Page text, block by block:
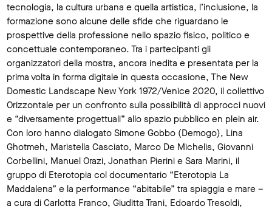
tecnologia, la cultura urbana e quella artistica, l’inclusione, la
formazione sono alcune delle sfide che riguardano le
prospettive della professione nello spazio fisico, politico e
concettuale contemporaneo. Tra i partecipanti gli
organizzatori della mostra, ancora inedita e presentata per la
prima volta in forma digitale in questa occasione, The New
Domestic Landscape New York 1972/Venice 2020, il collettivo
Orizzontale per un confronto sulla possibilità di approcci nuovi
e “diversamente progettuali” allo spazio pubblico en plein air.
Con loro hanno dialogato Simone Gobbo (Demogo), Lina
Ghotmeh, Maristella Casciato, Marco De Michelis, Giovanni
Corbellini, Manuel Orazi, Jonathan Pierini e Sara Marini, il
gruppo di Eterotopia col documentario “Eterotopia La
Maddalena” e la performance “abitabile” tra spiaggia e mare –
a cura di Carlotta Franco, Giuditta Trani, Edoardo Tresoldi,